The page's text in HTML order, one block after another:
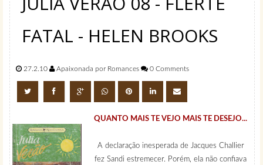
FATAL - HELEN BROOKS
27.2.10 Apaixonada por Romances 0 Comments
QUANTO MAIS TE VEJO MAIS TE DESEJO...
A declaração inesperada de Jacques Challier
fez Sandi estremecer. Porém, ela não confiava